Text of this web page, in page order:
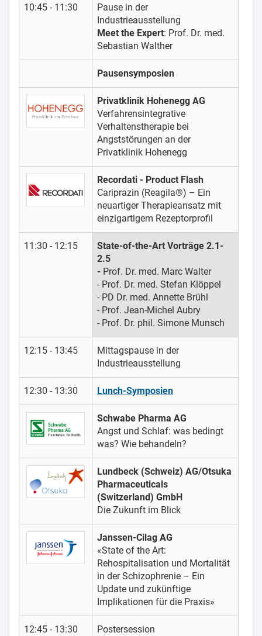
10:45 - 11:30
Pause in der
Industrieausstellung
Meet the Expert: Prof. Dr. med.
Sebastian Walther
Pausensymposien
Privatklinik Hohenegg AG
Verfahrensintegrative
Verhaltenstherapie bei
Angststörungen an der
Privatklinik Hohenegg
Recordati - Product Flash
Cariprazin (Reagila®) – Ein
neuartiger Therapieansatz mit
einzigartigem Rezeptorprofil
11:30 - 12:15
State-of-the-Art Vorträge 2.1-
2.5
- Prof. Dr. med. Marc Walter
- Prof. Dr. med. Stefan Klöppel
- PD Dr. med. Annette Brühl
- Prof. Jean-Michel Aubry
- Prof. Dr. phil. Simone Munsch
12:15 - 13:45
Mittagspause in der
Industrieausstellung
12:30 - 13:30 Lunch-Symposien
Schwabe Pharma AG
Angst und Schlaf: was bedingt
was? Wie behandeln?
Lundbeck (Schweiz) AG/Otsuka
Pharmaceuticals
(Switzerland) GmbH
Die Zukunft im Blick
Janssen-Cilag AG
«State of the Art:
Rehospitalisation und Mortalität
in der Schizophrenie – Ein
Update und zukünftige
Implikationen für die Praxis»
12:45 - 13:30 Postersession